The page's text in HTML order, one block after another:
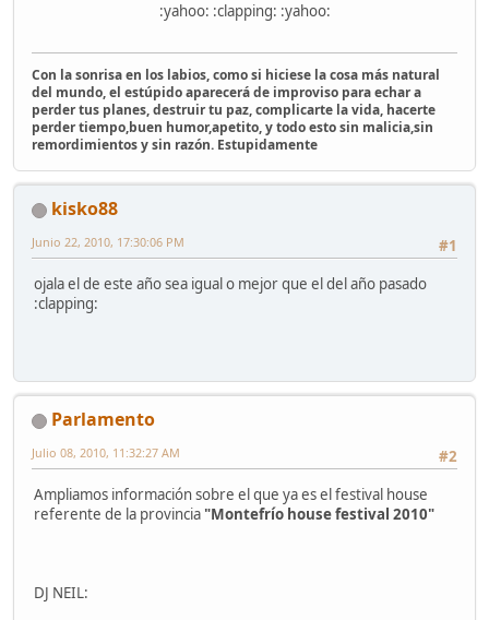
:yahoo: :clapping: :yahoo:
Con la sonrisa en los labios, como si hiciese la cosa más natural
del mundo, el estúpido aparecerá de improviso para echar a
perder tus planes, destruir tu paz, complicarte la vida, hacerte
perder tiempo,buen humor,apetito, y todo esto sin malicia,sin
remordimientos y sin razón. Estupidamente
kisko88
#1
Junio 22, 2010, 17:30:06 PM
ojala el de este año sea igual o mejor que el del año pasado
:clapping:
Parlamento
#2
Julio 08, 2010, 11:32:27 AM
Ampliamos información sobre el que ya es el festival house
referente de la provincia "Montefrío house festival 2010"
DJ NEIL: